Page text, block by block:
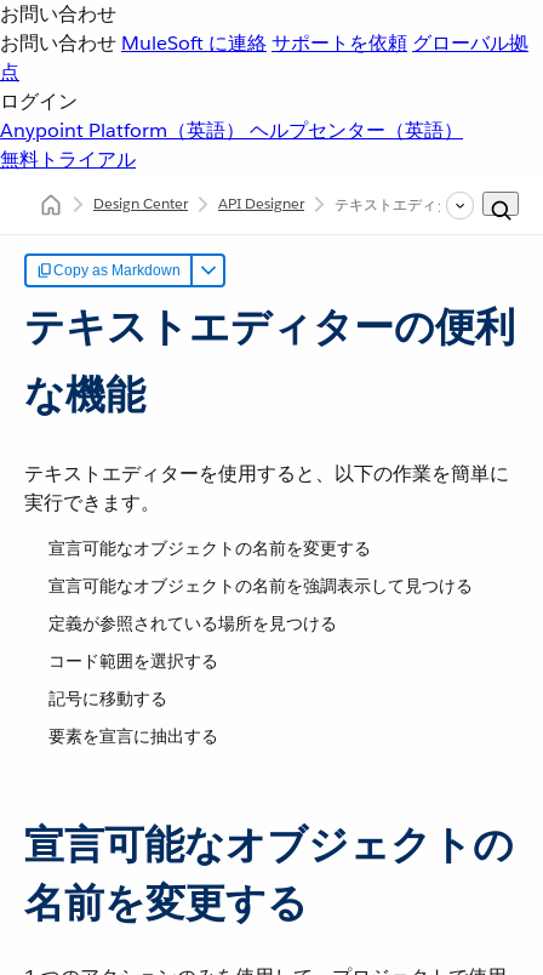
お問い合わせ
お問い合わせ MuleSoft に連絡サポートを依頼 グローバル拠
点
ログイン
Anypoint Platform（英語） ヘルプセンター（英語）
無料トライアル
Design Center API Designer テキストエディターの便利な機
Copy as Markdown
テキストエディターの便利
な機能
テキストエディターを使用すると、以下の作業を簡単に
実行できます。
宣言可能なオブジェクトの名前を変更する
宣言可能なオブジェクトの名前を強調表示して見つける
定義が参照されている場所を見つける
コード範囲を選択する
記号に移動する
要素を宣言に抽出する
宣言可能なオブジェクトの
名前を変更する